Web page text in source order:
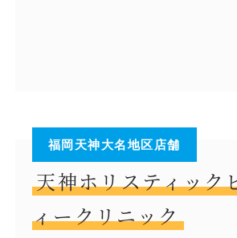
福岡天神大名地区店舗
天神ホリスティック
ィークリニック